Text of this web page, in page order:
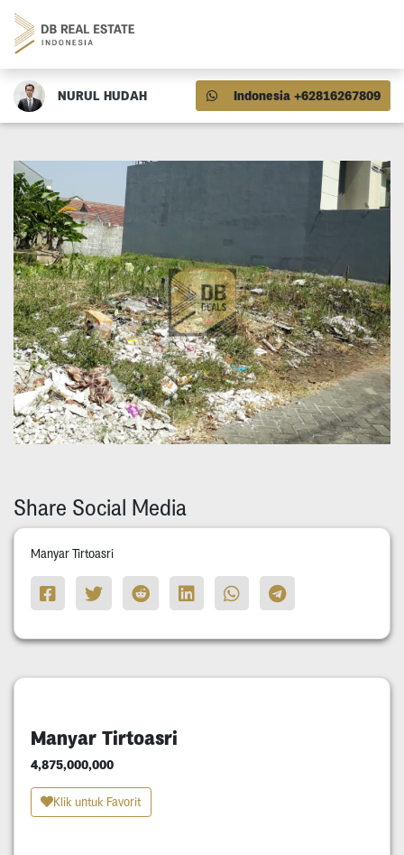
NURUL HUDAH Indonesia +62816267809
Share Social Media
Manyar Tirtoasri
Manyar Tirtoasri
4,875,000,000
Klik untuk Favorit